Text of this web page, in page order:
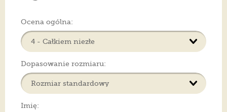
Ocena ogólna:
Dopasowanie rozmiaru:
Imię: